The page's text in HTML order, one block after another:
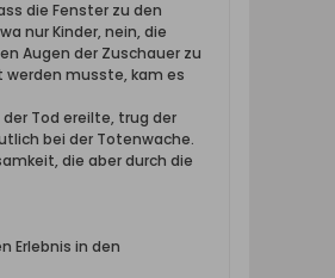
die Fenster zu den
nur Kinder, nein, die
Augen der Zuschauer zu
werden musste, kam es
Tod ereilte, trug der
bei der Totenwache.
die aber durch die
Erlebnis in den